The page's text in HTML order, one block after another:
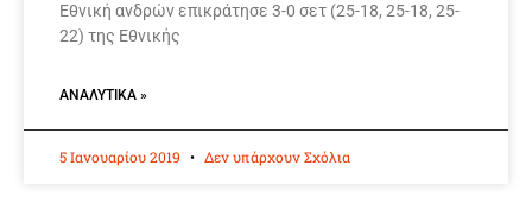
Εθνική ανδρών επικράτησε 3-0 σετ (25-18, 25-18, 25-
22) της Εθνικής
ΑΝΑΛΥΤΙΚΆ »
5 Ιανουαρίου 2019 Δεν υπάρχουν Σχόλια